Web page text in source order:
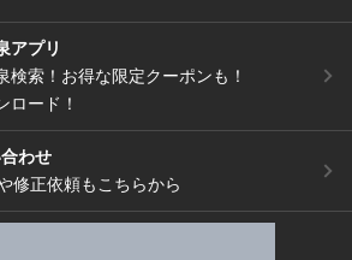
アプリ
検索！お得な限定クーポンも！
ロード！
わせ
修正依頼もこちらから